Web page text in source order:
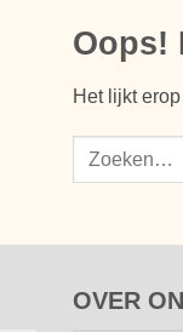
Oops!
Het lijkt
OVER